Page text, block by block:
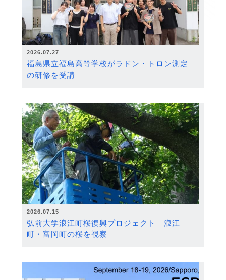
2026.07.27
福島県立福島高等学校がラドン・トロン測定
の研修を受講
2026.07.15
弘前大学浪江町桜復興プロジェクト 浪江
町・富岡町の桜を視察